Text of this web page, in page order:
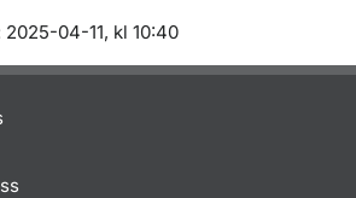
04-11, kl 10:40